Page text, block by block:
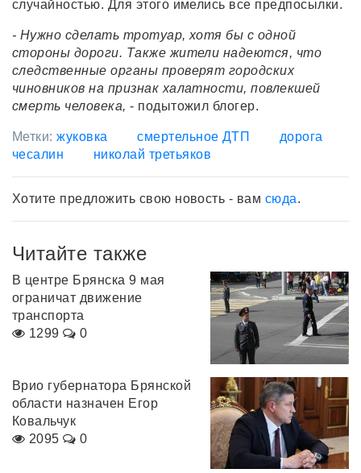
случайностью. Для этого имелись все предпосылки.
- Нужно сделать тротуар, хотя бы с одной
стороны дороги. Также жители надеются, что
следственные органы проверят городских
чиновников на признак халатности, повлекшей
смерть человека, - подытожил блогер.
Метки:жуковка смертельное ДТП
дорога
чесалин
николай третьяков
Хотите предложить свою новость - вам сюда.
Читайте также
В центре Брянска 9 мая
ограничат движение
транспорта
1299
0
Врио губернатора Брянской
области назначен Егор
Ковальчук
2095
0